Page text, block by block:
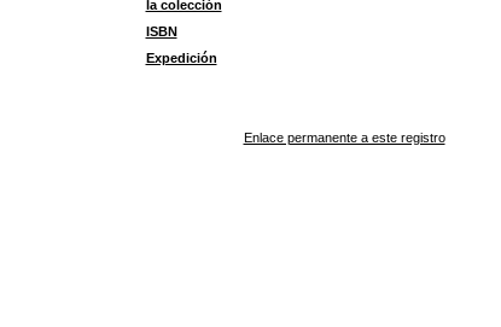
la colección
ISBN
Expedición
Enlace permanente a este registro